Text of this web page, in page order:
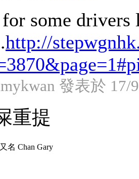
some drivers
http://
發表於 17/
重提
名 Chan Gary